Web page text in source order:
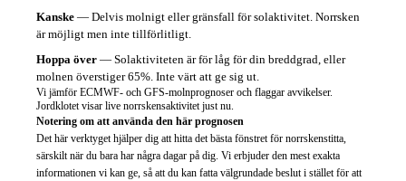
Kanske — Delvis molnigt eller gränsfall för solaktivitet. Norrsken
är möjligt men inte tillförlitligt.
Hoppa över — Solaktiviteten är för låg för din breddgrad, eller
molnen överstiger 65%. Inte värt att ge sig ut.
Vi jämför ECMWF- och GFS-molnprognoser och flaggar avvikelser.
Jordklotet visar live norrskensaktivitet just nu.
Notering om att använda den här prognosen
Det här verktyget hjälper dig att hitta det bästa fönstret för norrskenstitta,
särskilt när du bara har några dagar på dig. Vi erbjuder den mest exakta
informationen vi kan ge, så att du kan fatta välgrundade beslut i stället för att